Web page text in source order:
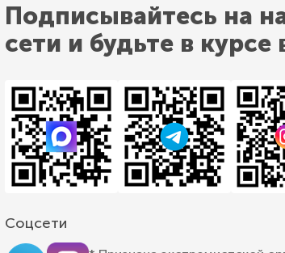
Подписывайтесь на
сети и будьте в курсе
Соцсети